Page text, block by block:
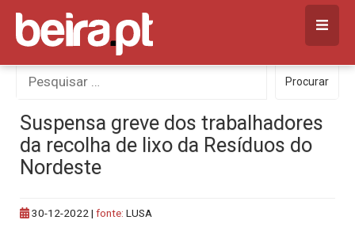
Skip
content
Procurar
por:
Procurar
Suspensa greve dos trabalhadores
da recolha de lixo da Resíduos do
Nordeste
30-12-2022 | fonte: LUSA